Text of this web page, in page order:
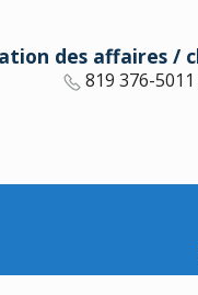
des affaires /
819 376-